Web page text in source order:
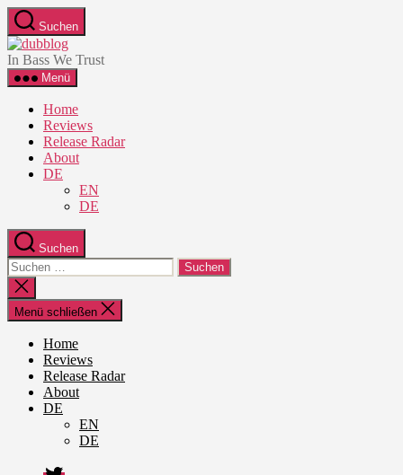
Zum
Inhalt
springen
Suchen
dubblog
In Bass We Trust
Menü
Home
Reviews
Release Radar
About
DE
EN
DE
Suchen
Suche
nach:
Suche
schließen
Menü schließen
Home
Reviews
Release Radar
About
DE
EN
DE
Twitter